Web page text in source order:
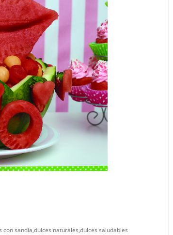
con sandía,dulces naturales,dulces saludables